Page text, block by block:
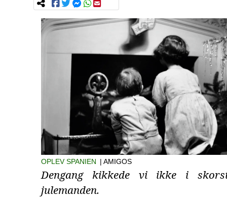
OPLEV SPANIEN | AMIGOS
Dengang kikkede vi ikke i
julemanden.